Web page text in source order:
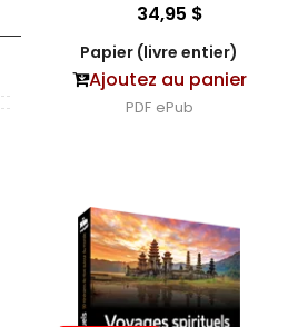
34,95 $
Papier (livre entier)
Ajoutez au panier
PDF ePub